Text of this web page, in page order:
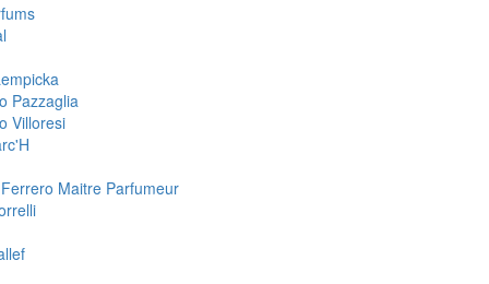
Pazzaglia
Villoresi
Maitre Parfumeur